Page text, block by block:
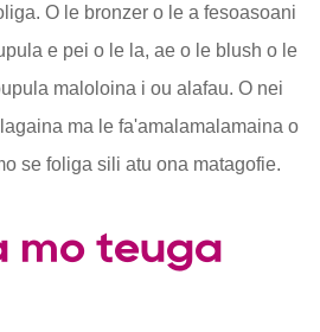
O le bronzer o le a fesoasoani
e pei o le la, ae o le blush o le
maloloina i ou alafau. O nei
ma le fa'amalamalamaina o
se foliga sili atu ona matagofie.
mo teuga